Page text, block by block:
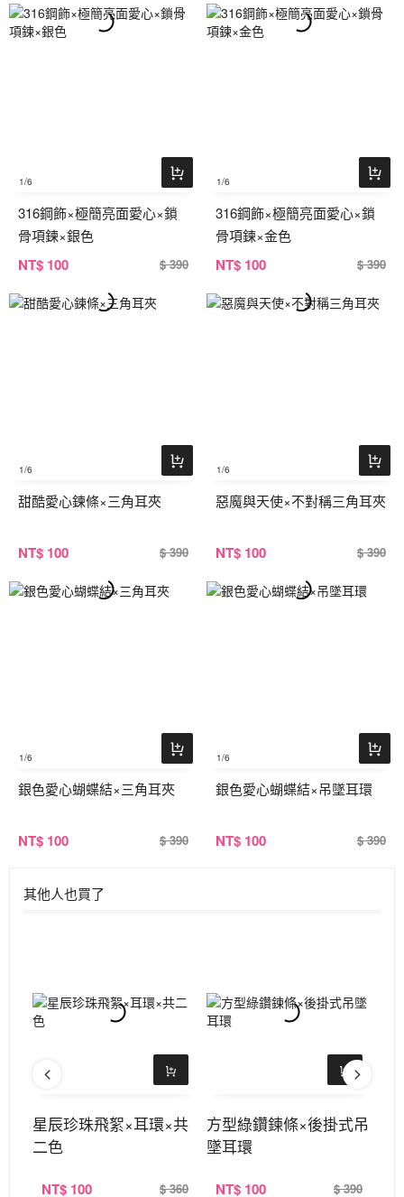
1/6
316鋼飾×極簡亮面愛心×鎖
骨項鍊×銀色
NT$ 100 $ 390
1/6
316鋼飾×極簡亮面愛心×鎖
骨項鍊×金色
NT$ 100 $ 390
1/6
甜酷愛心鍊條×三角耳夾
NT$ 100 $ 390
1/6
惡魔與天使×不對稱三角耳夾
NT$ 100 $ 390
1/6
銀色愛心蝴蝶結×三角耳夾
NT$ 100 $ 390
1/6
銀色愛心蝴蝶結×吊墜耳環
NT$ 100 $ 390
其他人也買了
星辰珍珠飛絮×耳環×共
二色
NT$ 100 $ 360
方型綠鑽鍊條×後掛式吊
墜耳環
NT$ 100 $ 390